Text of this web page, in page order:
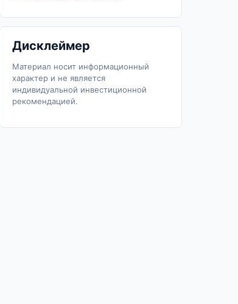
Дисклеймер
Материал носит информационный
характер и не является
индивидуальной инвестиционной
рекомендацией.